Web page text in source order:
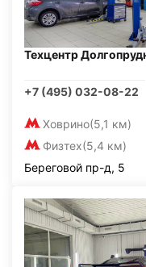
Техцентр
+7 (495) 032-08-22
Ховрино(5,1 км)
Физтех(5,4 км)
Береговой пр-д, 5